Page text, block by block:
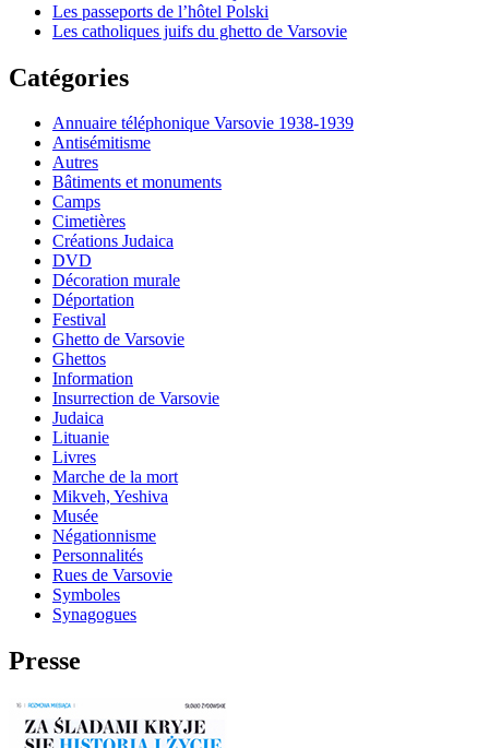
Les passeports de l’hôtel Polski
Les catholiques juifs du ghetto de Varsovie
Catégories
Annuaire téléphonique Varsovie 1938-1939
Antisémitisme
Autres
Bâtiments et monuments
Camps
Cimetières
Créations Judaica
DVD
Décoration murale
Déportation
Festival
Ghetto de Varsovie
Ghettos
Information
Insurrection de Varsovie
Judaica
Lituanie
Livres
Marche de la mort
Mikveh, Yeshiva
Musée
Négationnisme
Personnalités
Rues de Varsovie
Symboles
Synagogues
Presse